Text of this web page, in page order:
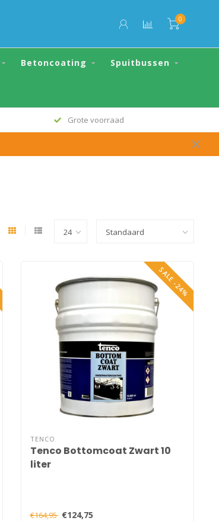
0
Betoncoating Spuitbussen
Altijd de scherpste prijs
SALE -24%
TENCO
Tenco Bottomcoat Zwart 10
liter
€164,95 €124,75